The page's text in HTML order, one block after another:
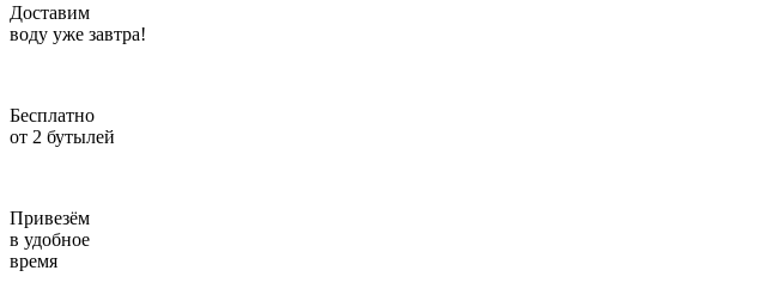
Доставим
воду уже завтра!
Бесплатно
от 2 бутылей
Привезём
в удобное
время